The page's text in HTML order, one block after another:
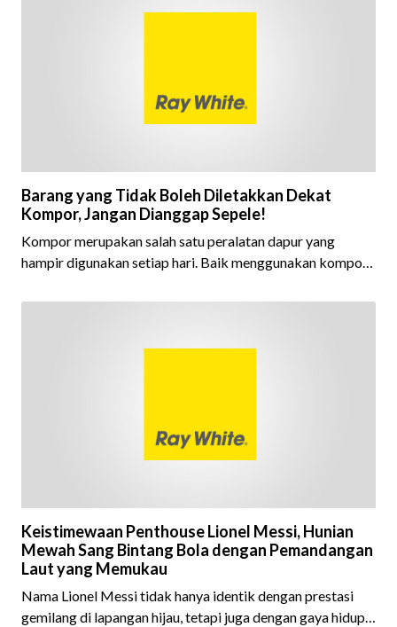
Barang yang Tidak Boleh Diletakkan Dekat
Kompor, Jangan Dianggap Sepele!
Kompor merupakan salah satu peralatan dapur yang
hampir digunakan setiap hari. Baik menggunakan kompor
menghasilkan panas yang tinggi saat digunakan untuk
Keistimewaan Penthouse Lionel Messi, Hunian
Mewah Sang Bintang Bola dengan Pemandangan
Laut yang Memukau
Nama Lionel Messi tidak hanya identik dengan prestasi
gemilang di lapangan hijau, tetapi juga dengan gaya hidup